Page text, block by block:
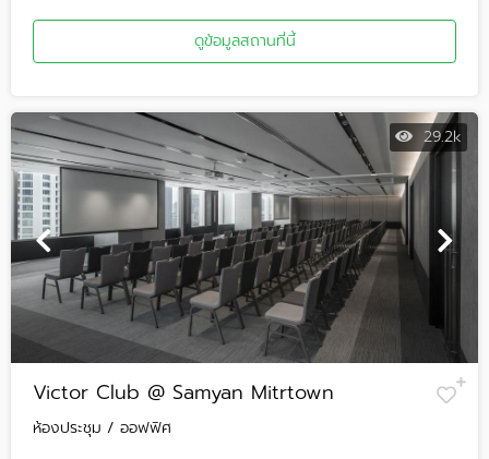
ดูข้อมูลสถานที่นี้
29.2k
Victor Club @ Samyan Mitrtown
ห้องประชุม / ออฟฟิศ